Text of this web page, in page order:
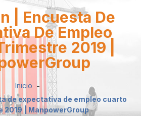
| Encuesta De
De Empleo
2019 |
Inicio
de expectativa de empleo cuarto
2019 | ManpowerGroup